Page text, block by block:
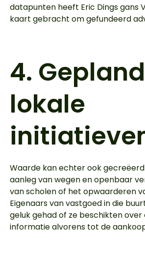
datapunten heeft Eric Dings gans
kaart gebracht om gefundeerd
4.
lokale
Waarde kan echter ook
aanleg van wegen en openbaar
van scholen of het opwaarderen
Eigenaars van vastgoed in die
geluk gehad of ze beschikten over
informatie alvorens tot de